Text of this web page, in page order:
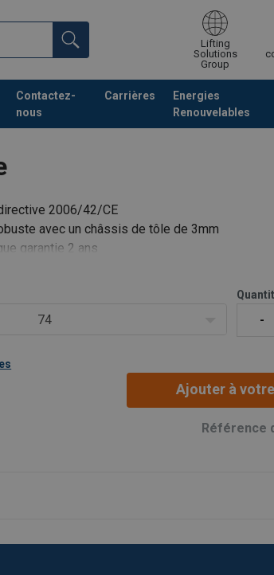
Lifting
Solutions
Group
Contactez-
nous
Carrières
Energies
Renouvelables
Poursuivre
2006/42/CE
avec un châssis de tôle de 3mm
garantie 2 ans
roue directrice de diamètre 200 mm
74
Ajouter à
Référence